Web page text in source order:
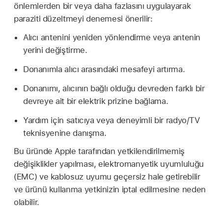
önlemlerden bir veya daha fazlasını uygulayarak
paraziti düzeltmeyi denemesi önerilir:
Alıcı antenini yeniden yönlendirme veya antenin
yerini değiştirme.
Donanımla alıcı arasındaki mesafeyi artırma.
Donanımı, alıcının bağlı olduğu devreden farklı bir
devreye ait bir elektrik prizine bağlama.
Yardım için satıcıya veya deneyimli bir radyo/TV
teknisyenine danışma.
Bu üründe Apple tarafından yetkilendirilmemiş
değişiklikler yapılması, elektromanyetik uyumluluğu
(EMC) ve kablosuz uyumu geçersiz hale getirebilir
ve ürünü kullanma yetkinizin iptal edilmesine neden
olabilir.